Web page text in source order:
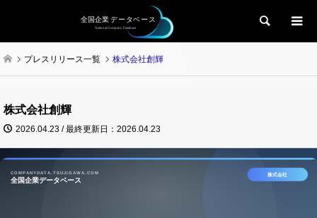
検索
プレスリリース一覧 株式会社創輝
株式会社創輝
2026.04.23 / 最終更新日：2026.04.23